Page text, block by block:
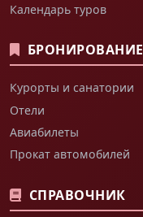
Календарь туров
БРОНИРОВАНИЕ
Курорты и санатории
Отели
Авиабилеты
Прокат автомобилей
СПРАВОЧНИК